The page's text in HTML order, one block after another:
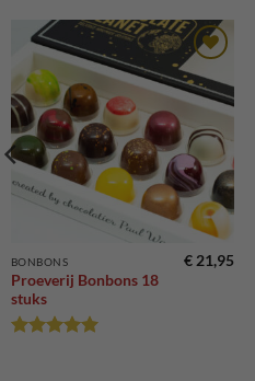
Toevoegen
aan
verlanglijst
BONBONS
Proeverij Bonbons 18
stuks
€ 21,95